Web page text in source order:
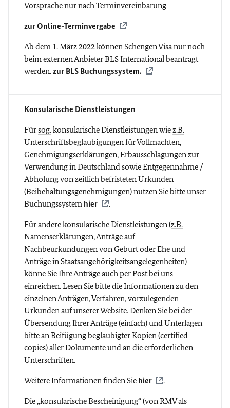
Vorsprache nur nach Terminvereinbarung
zur Online-Terminvergabe
Ab dem 1. März 2022 können Schengen Visa nur noch
beim externen Anbieter BLS International beantragt
werden.zur BLS Buchungssystem.
Konsularische Dienstleistungen
Fürsog.konsularische Dienstleistungen wiez.B.
Unterschriftsbeglaubigungen für Vollmachten,
Genehmigungserklärungen, Erbausschlagungen zur
Verwendung in Deutschland sowie Entgegennahme /
Abholung von zeitlich befristeten Urkunden
(Beibehaltungsgenehmigungen) nutzen Sie bitte unser
Buchungssystem hier .
Für andere konsularische Dienstleistungen (z.B.
Namenserklärungen, Anträge auf
Nachbeurkundungen von Geburt oder Ehe und
Anträge in Staatsangehörigkeitsangelegenheiten)
könne Sie Ihre Anträge auch per Post bei uns
einreichen. Lesen Sie bitte die Informationen zu den
einzelnen Anträgen, Verfahren, vorzulegenden
Urkunden auf unserer Website. Denken Sie bei der
Übersendung Ihrer Anträge (einfach) und Unterlagen
bitte an Beifügung beglaubigter Kopien (certified
copies) aller Dokumente und an die erforderlichen
Unterschriften.
Weitere Informationen finden Sie hier .
Die „konsularische Bescheinigung“ (von RMV als